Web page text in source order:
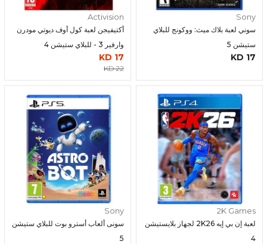
سوني لعبة بلاك ميث: ووكونج للبلاي
ستيشن 5
Sony
17 KD
أكتيفيجن لعبة كول أوف ديوتي مودرن
وارفير 3 - للبلاي ستيشن 4
Activision
17 KD
22 KD
لعبة إن بي إيه 2K26 لجهاز بلايستيشن
4
2K Games
سونى ألعاب أسترو بوت للبلاي ستيشن
5
Sony